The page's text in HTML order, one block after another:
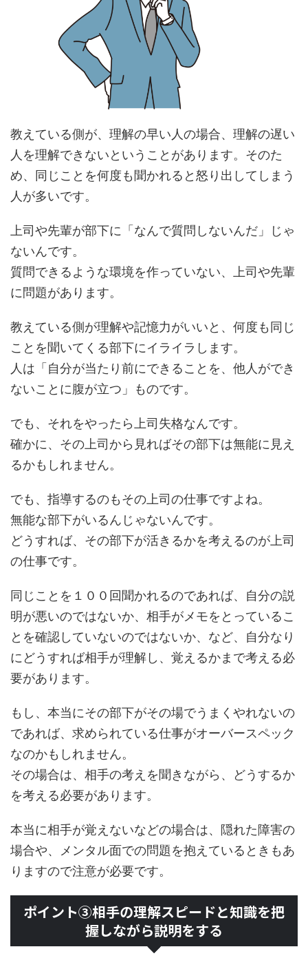
教えている側が、理解の早い人の場合、理解の遅い
人を理解できないということがあります。そのた
め、同じことを何度も聞かれると怒り出してしまう
人が多いです。
上司や先輩が部下に「なんで質問しないんだ」じゃ
ないんです。
質問できるような環境を作っていない、上司や先輩
に問題があります。
教えている側が理解や記憶力がいいと、何度も同じ
ことを聞いてくる部下にイライラします。
人は「自分が当たり前にできることを、他人ができ
ないことに腹が立つ」ものです。
でも、それをやったら上司失格なんです。
確かに、その上司から見ればその部下は無能に見え
るかもしれません。
でも、指導するのもその上司の仕事ですよね。
無能な部下がいるんじゃないんです。
どうすれば、その部下が活きるかを考えるのが上司
の仕事です。
同じことを１００回聞かれるのであれば、自分の説
明が悪いのではないか、相手がメモをとっているこ
とを確認していないのではないか、など、自分なり
にどうすれば相手が理解し、覚えるかまで考える必
要があります。
もし、本当にその部下がその場でうまくやれないの
であれば、求められている仕事がオーバースペック
なのかもしれません。
その場合は、相手の考えを聞きながら、どうするか
を考える必要があります。
本当に相手が覚えないなどの場合は、隠れた障害の
場合や、メンタル面での問題を抱えているときもあ
りますので注意が必要です。
ポイント③相手の理解スピードと知識を把
握しながら説明をする